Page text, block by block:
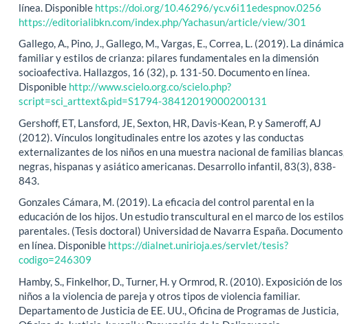
línea. Disponible https://doi.org/10.46296/yc.v6i11edespnov.0256
https://editorialibkn.com/index.php/Yachasun/article/view/301
Gallego, A., Pino, J., Gallego, M., Vargas, E., Correa, L. (2019). La dinámica
familiar y estilos de crianza: pilares fundamentales en la dimensión
socioafectiva. Hallazgos, 16 (32), p. 131-50. Documento en línea.
Disponible http://www.scielo.org.co/scielo.php?
script=sci_arttext&pid=S1794-38412019000200131
Gershoff, ET, Lansford, JE, Sexton, HR, Davis-Kean, P. y Sameroff, AJ
(2012). Vínculos longitudinales entre los azotes y las conductas
externalizantes de los niños en una muestra nacional de familias blancas,
negras, hispanas y asiático americanas. Desarrollo infantil, 83(3), 838-
843.
Gonzales Cámara, M. (2019). La eficacia del control parental en la
educación de los hijos. Un estudio transcultural en el marco de los estilos
parentales. (Tesis doctoral) Universidad de Navarra España. Documento
en línea. Disponible https://dialnet.unirioja.es/servlet/tesis?
codigo=246309
Hamby, S., Finkelhor, D., Turner, H. y Ormrod, R. (2010). Exposición de los
niños a la violencia de pareja y otros tipos de violencia familiar.
Departamento de Justicia de EE. UU., Oficina de Programas de Justicia,